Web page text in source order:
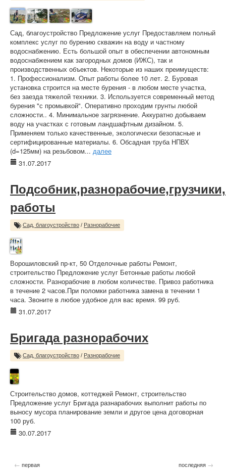
Сад, благоустройство Предложение услуг Предоставляем полный
комплекс услуг по бурению скважин на воду и частному
водоснабжению. Есть большой опыт в обеспечении автономным
водоснабжением как загородных домов (ИЖС), так и
производственных объектов. Некоторые из наших преимуществ:
1. Профессионализм. Опыт работы более 10 лет. 2. Буровая
установка строится на месте бурения - в любом месте участка,
без заезда тяжелой техники. 3. Используется современный метод
бурения "с промывкой". Оперативно проходим грунты любой
сложности.. 4. Минимальное загрязнение. Аккуратно добываем
воду на участках с готовым ландшафтным дизайном. 5.
Применяем только качественные, экологически безопасные и
сертифицированные материалы. 6. Обсадная труба НПВХ
(d=125мм) на резьбовом... далее
31.07.2017
работы
Сад, благоустройство / Разнорабочие
Ворошиловский пр-кт, 50 Отделочные работы Ремонт,
строительство Предложение услуг Бетонные работы любой
сложности. Разнорабочие в любом количестве. Привоз работника
в течение 2 часов.При поломки работника замена в течении 1
часа. Звоните в любое удобное для вас время. 99 руб.
31.07.2017
Бригада разнорабочих
Сад, благоустройство / Разнорабочие
Строительство домов, коттеджей Ремонт, строительство
Предложение услуг Бригада разнарабочих выполнит работы по
выносу мусора планирование земли и другое цена договорная
100 руб.
30.07.2017
← первая последняя →